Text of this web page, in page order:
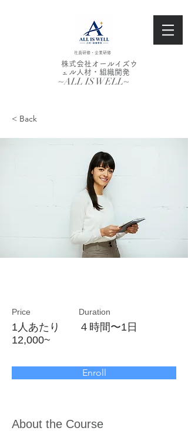
社員研修・企業研修
株式会社オールイズウ
ェル人材・組織開発
~ALL IS WELL~
< Back
Price
1人あたり
12,000~
Duration
４時間〜1日
Enroll
About the Course